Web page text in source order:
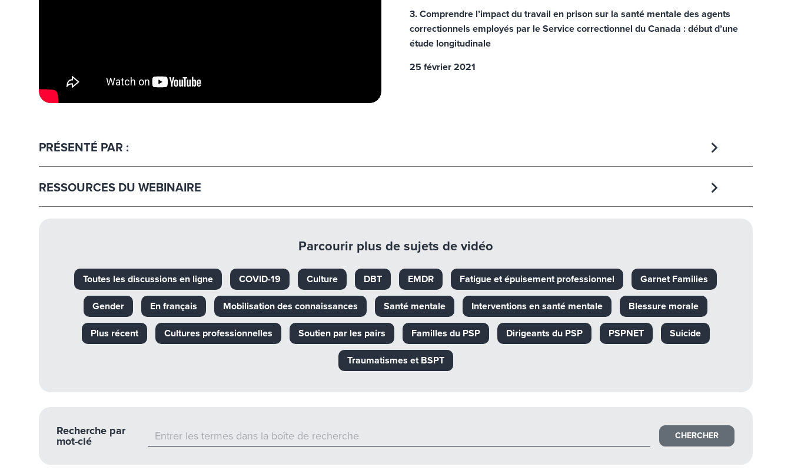
3. Comprendre l’impact du travail en prison sur la santé mentale des agents
correctionnels employés par le Service correctionnel du Canada : début d’une
étude longitudinale
25 février 2021
PRÉSENTÉ PAR :
RESSOURCES DU WEBINAIRE
Parcourir plus de sujets de vidéo
Toutes les discussions en ligne COVID-19 Culture DBT EMDR Fatigue et épuisement professionnel Garnet Families
Gender En français Mobilisation des connaissances Santé mentale Interventions en santé mentale Blessure morale
Plus récent Cultures professionnelles Soutien par les pairs Familles du PSP Dirigeants du PSP PSPNET Suicide
Traumatismes et BSPT
Recherche par
mot-clé